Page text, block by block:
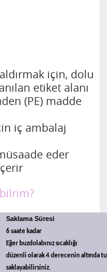
için, dolu
etiket alanı
(PE) madde
iç ambalaj
eder
Saklama Süresi
6 saate kadar
Eğer buzdolabınız sıcaklığı
düzenli olarak 4 derecenin altında
saklayabilirsiniz.